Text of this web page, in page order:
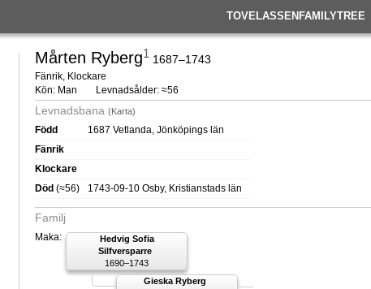
TOVELASSENFAMILYTREE
Mårten Ryberg1 1687–1743
Fänrik, Klockare
Kön: Man
Levnadsålder: ≈56
Levnadsbana (Karta)
Född
1687 Vetlanda, Jönköpings län
Fänrik
Klockare
Död (≈56) 1743-09-10 Osby, Kristianstads län
Familj
Maka:
Hedvig Sofia
Silfversparre
1690–1743
Gieska Ryberg